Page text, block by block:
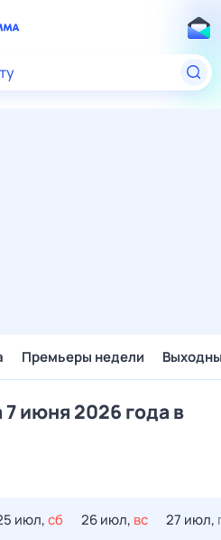
Премьеры недели
июня 2026 года в
июл,сб 26 июл, вс 27 июл,